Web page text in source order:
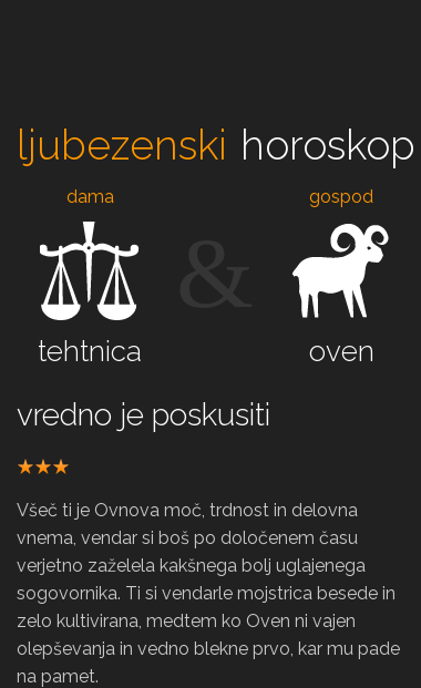
ljubezenski horoskop
dama
tehtnica
gospod
oven
vredno je poskusiti
Všeč ti je Ovnova moč, trdnost in delovna
vnema, vendar si boš po določenem času
verjetno zaželela kakšnega bolj uglajenega
sogovornika. Ti si vendarle mojstrica besede in
zelo kultivirana, medtem ko Oven ni vajen
olepševanja in vedno blekne prvo, kar mu pade
na pamet.